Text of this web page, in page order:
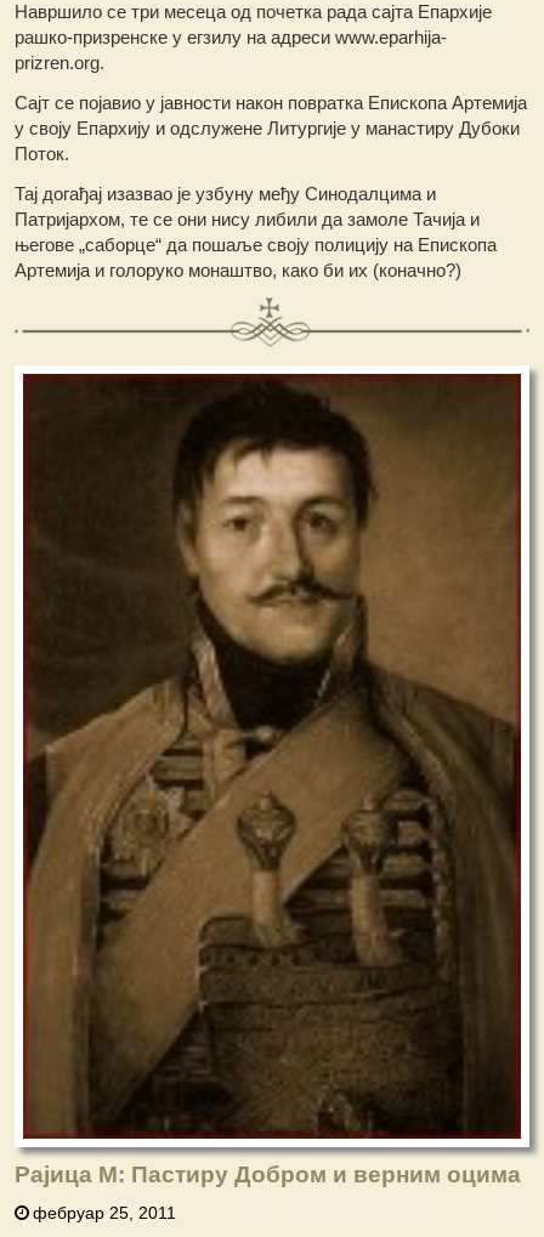
Навршило се три месеца од почетка рада сајта Епархије
рашко-призренске у егзилу на адреси www.eparhija-
prizren.org.
Сајт се појавио у јавности након повратка Епископа Артемија
у своју Епархију и одслужене Литургије у манастиру Дубоки
Поток.
Тај догађај изазвао је узбуну међу Синодалцима и
Патријархом, те се они нису либили да замоле Тачија и
његове „саборце“ да пошаље своју полицију на Епископа
Артемија и голоруко монаштво, како би их (коначно?)
Рајица М: Пастиру Добром и верним оцима
фебруар 25, 2011